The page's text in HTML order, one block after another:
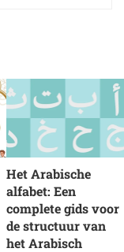
Het Arabische
alfabet: Een
complete gids voor
de structuur van
het Arabisch